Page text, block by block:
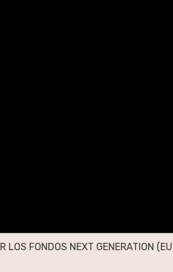
LOS FONDOS NEXT GENERATION